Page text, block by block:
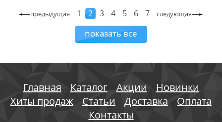
предыдущая 1 2 3 4 5 6 7 следующая
показать все
Главная Каталог Акции
Новинки
Хиты продаж
Статьи Доставка
Оплата
Контакты